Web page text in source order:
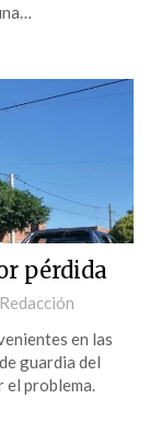
pérdida
Redacción
en las
guardia del
el problema.